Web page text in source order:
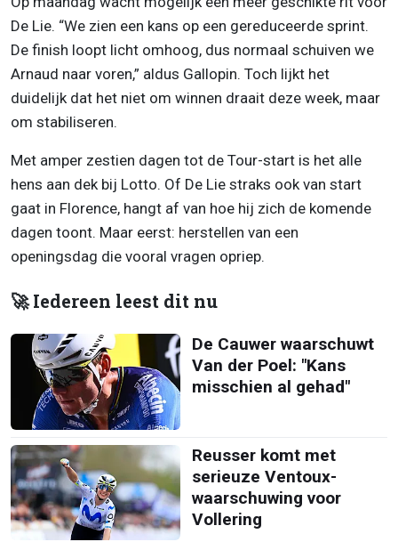
De Lie. “We zien een kans op een gereduceerde sprint.
De finish loopt licht omhoog, dus normaal schuiven we
Arnaud naar voren,” aldus Gallopin. Toch lijkt het
duidelijk dat het niet om winnen draait deze week, maar
om stabiliseren.
Met amper zestien dagen tot de Tour-start is het alle
hens aan dek bij Lotto. Of De Lie straks ook van start
gaat in Florence, hangt af van hoe hij zich de komende
dagen toont. Maar eerst: herstellen van een
openingsdag die vooral vragen opriep.
🚀 Iedereen leest dit nu
De Cauwer waarschuwt
Van der Poel: "Kans
misschien al gehad"
Reusser komt met
serieuze Ventoux-
waarschuwing voor
Vollering